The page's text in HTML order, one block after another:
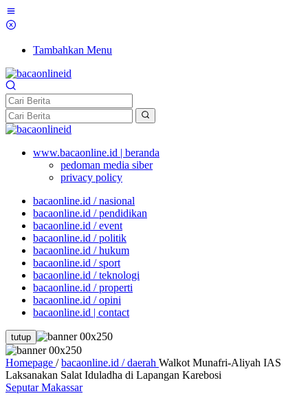
Tambahkan Menu
www.bacaonline.id | beranda
pedoman media siber
privacy policy
bacaonline.id / nasional
bacaonline.id / pendidikan
bacaonline.id / event
bacaonline.id / politik
bacaonline.id / hukum
bacaonline.id / sport
bacaonline.id / teknologi
bacaonline.id / properti
bacaonline.id / opini
bacaonline.id | contact
tutup
Homepage / bacaonline.id / daerah Walkot Munafri-Aliyah IAS
Laksanakan Salat Iduladha di Lapangan Karebosi
Seputar Makassar